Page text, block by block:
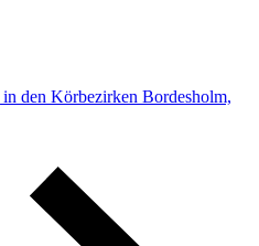
den Körbezirken Bordesholm,